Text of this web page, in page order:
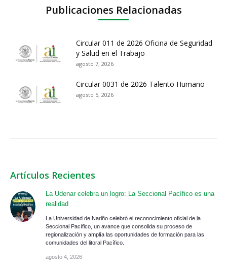
Publicaciones Relacionadas
Circular 011 de 2026 Oficina de Seguridad
y Salud en el Trabajo
agosto 7, 2026
Circular 0031 de 2026 Talento Humano
agosto 5, 2026
Artículos Recientes
La Udenar celebra un logro: La Seccional Pacífico es una
realidad
La Universidad de Nariño celebró el reconocimiento oficial de la
Seccional Pacífico, un avance que consolida su proceso de
regionalización y amplía las oportunidades de formación para las
comunidades del litoral Pacífico.
agosto 4, 2026